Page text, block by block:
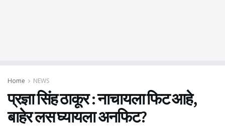
Home NEWS
प्रज्ञा सिंह ठाकूर : नाचायला फिट आहे,
बाहेर लस घ्यायला अनफिट?